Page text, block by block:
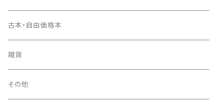
古本・自由価格本
雑貨
その他